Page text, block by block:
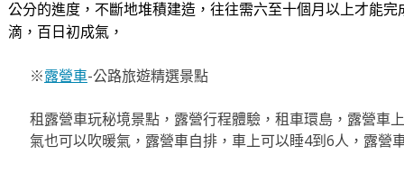
公分的進度，不斷地堆積建造，往往需六至十個月以上才能
滴，百日初成氣，
※露營車-公路旅遊精選景點
租露營車玩秘境景點，露營行程體驗，租車環島，露營車
氣也可以吹暖氣，露營車自排，車上可以睡4到6人，露營